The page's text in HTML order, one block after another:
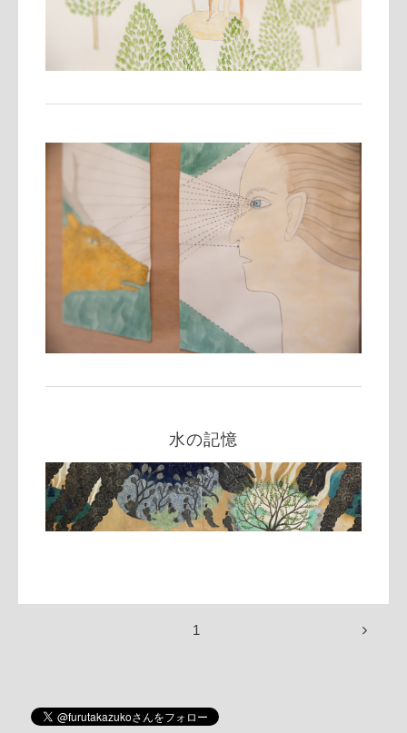
水の記憶
1